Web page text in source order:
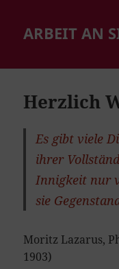
ARBEIT AN
Herzlich
Es gibt viele
ihrer
Innigkeit nur
sie
Moritz Lazarus,
1903)